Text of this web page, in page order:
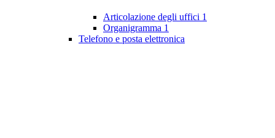
Articolazione degli uffici 1
Organigramma 1
Telefono e posta elettronica